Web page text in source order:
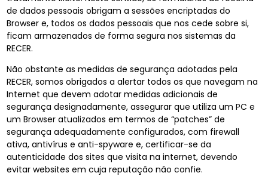
de dados pessoais obrigam a sessões encriptadas do
Browser e, todos os dados pessoais que nos cede sobre si,
ficam armazenados de forma segura nos sistemas da
RECER.
Não obstante as medidas de segurança adotadas pela
RECER, somos obrigados a alertar todos os que navegam na
Internet que devem adotar medidas adicionais de
segurança designadamente, assegurar que utiliza um PC e
um Browser atualizados em termos de “patches” de
segurança adequadamente configurados, com firewall
ativa, antivírus e anti-spyware e, certificar-se da
autenticidade dos sites que visita na internet, devendo
evitar websites em cuja reputação não confie.